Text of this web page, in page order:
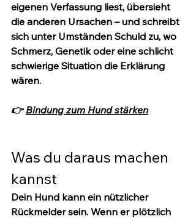
eigenen Verfassung liest, übersieht
die anderen Ursachen – und schreibt
sich unter Umständen Schuld zu, wo
Schmerz, Genetik oder eine schlicht
schwierige Situation die Erklärung
wären.
👉 Bindung zum Hund stärken
Was du daraus machen
kannst
Dein Hund kann ein nützlicher
Rückmelder sein. Wenn er plötzlich